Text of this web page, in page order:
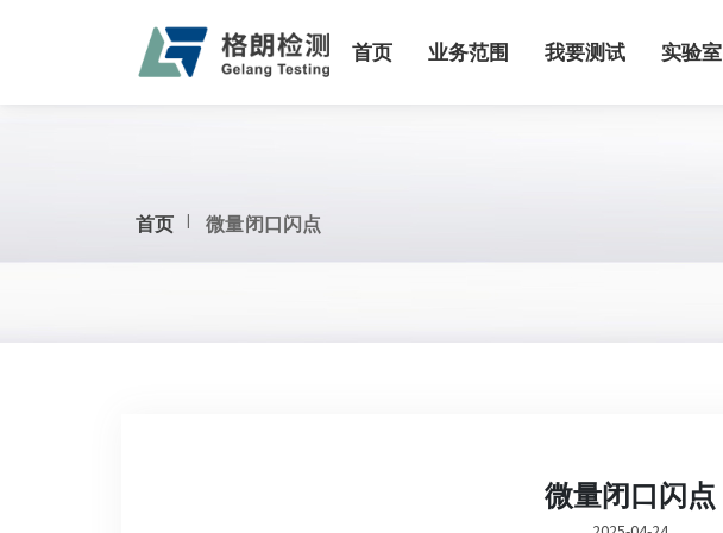
首页 业务范围 我要测试 实验室
首页 微量闭口闪点
微量闭口闪点